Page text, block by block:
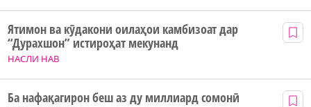
НАСЛИ НАВ
Ятимон ва кӯдакони оилаҳои камбизоат дар
“Дурахшон” истироҳат мекунанд
Ба нафақагирон беш аз ду миллиард сомонӣ